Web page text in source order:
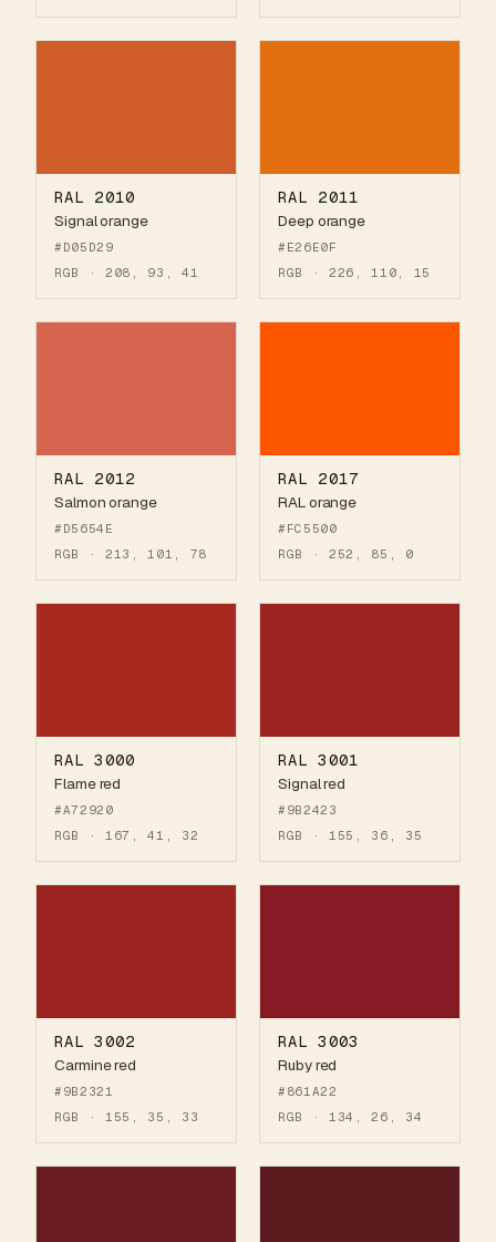
RAL 2010
Signal orange
#D05D29
RGB · 208, 93, 41
RAL 2011
Deep orange
#E26E0F
RGB · 226, 110, 15
RAL 2012
Salmon orange
#D5654E
RGB · 213, 101, 78
RAL 2017
RAL orange
#FC5500
RGB · 252, 85, 0
RAL 3000
Flame red
#A72920
RGB · 167, 41, 32
RAL 3001
Signal red
#9B2423
RGB · 155, 36, 35
RAL 3002
Carmine red
#9B2321
RGB · 155, 35, 33
RAL 3003
Ruby red
#861A22
RGB · 134, 26, 34